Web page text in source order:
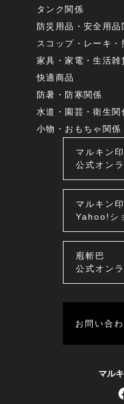
タンク関係
防災用品・安全用品
スコップ・レーキ
家具・家電・生活雑
快適商品
防暑・防寒関係
水道・園芸・衛生関
小物・おもちゃ関係
マルキン印
公式オン
マルキン印
Yahoo!シ
庖斬巴
公式オン
お問い合
マル